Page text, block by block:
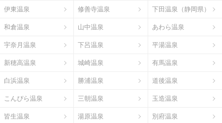
伊東温泉 修善寺温泉 下田温泉（静岡県）
和倉温泉 山中温泉 あわら温泉
宇奈月温泉 下呂温泉 平湯温泉
新穂高温泉 城崎温泉 有馬温泉
白浜温泉 勝浦温泉 道後温泉
こんぴら温泉 三朝温泉 玉造温泉
皆生温泉 湯原温泉 別府温泉